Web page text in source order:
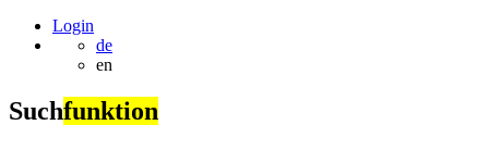
Login
de
en
Suchfunktion